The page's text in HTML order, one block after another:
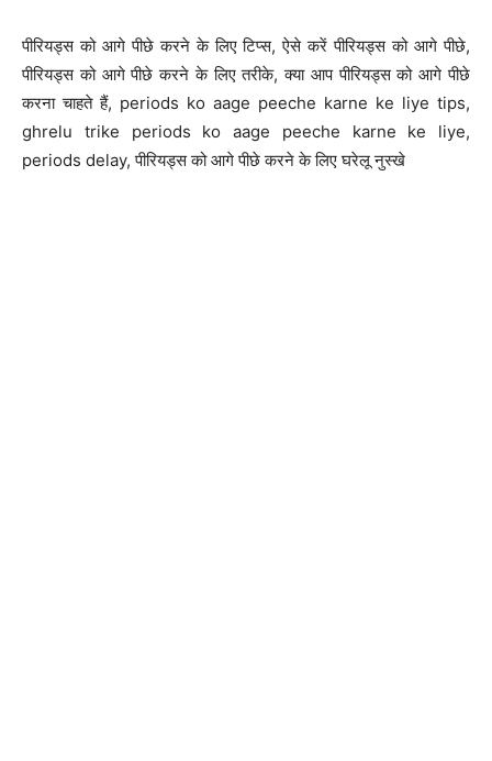
पीरियड्स को आगे पीछे करने के लिए टिप्स, ऐसे करें पीरियड्स को आगे पीछे,
पीरियड्स को आगे पीछे करने के लिए तरीके, क्या आप पीरियड्स को आगे पीछे
करना चाहते हैं, periods ko aage peeche karne ke liye tips,
ghrelu trike periods ko aage peeche karne ke liye,
periods delay, पीरियड्स को आगे पीछे करने के लिए घरेलू नुस्खे